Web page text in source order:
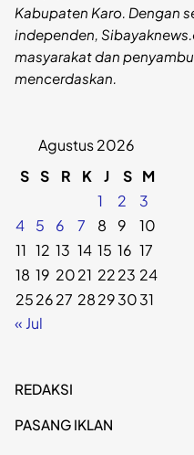
Kabupaten Karo. Dengan
independen,
masyarakat dan
mencerdaskan.
Agustus 2026
S S R K J S M
1
2
3
4
5 6 7 8 9
10
11 12 13 14 15 16 17
18 19 2021 2223 24
252627 28293031
« Jul
REDAKSI
PASANG IKLAN